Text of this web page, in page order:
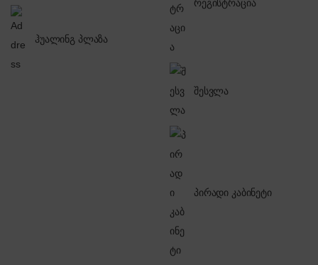
ჰუალინგ პლაზა
რეგისტრაცია
შესვლა
პირადი კაბინეტი